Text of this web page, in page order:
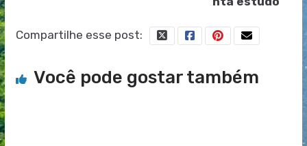
Compartilhe esse post:
Você pode gostar também